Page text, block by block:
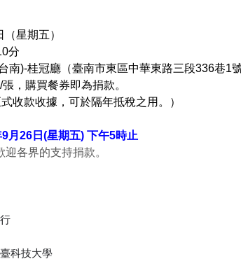
星期五）
分
)-桂冠廳（臺南市東區中華東路三段336巷1號
，購買餐券即為捐款。
據，可於隔年抵稅之用。）
月26日(星期五) 下午5時止
各界的支持捐款。
科技大學